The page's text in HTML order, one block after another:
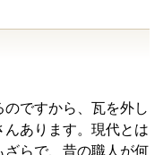
ですから、瓦を外し
あります。現代とは
らで、昔の職人が何